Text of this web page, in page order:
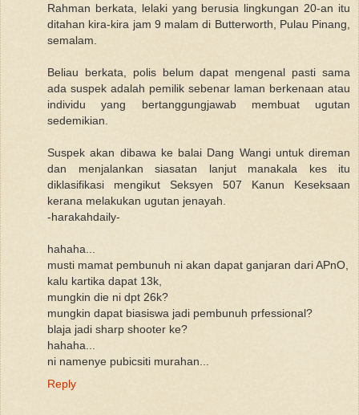
Rahman berkata, lelaki yang berusia lingkungan 20-an itu
ditahan kira-kira jam 9 malam di Butterworth, Pulau Pinang,
semalam.
Beliau berkata, polis belum dapat mengenal pasti sama
ada suspek adalah pemilik sebenar laman berkenaan atau
individu yang bertanggungjawab membuat ugutan
sedemikian.
Suspek akan dibawa ke balai Dang Wangi untuk direman
dan menjalankan siasatan lanjut manakala kes itu
diklasifikasi mengikut Seksyen 507 Kanun Keseksaan
kerana melakukan ugutan jenayah.
-harakahdaily-
hahaha...
musti mamat pembunuh ni akan dapat ganjaran dari APnO,
kalu kartika dapat 13k,
mungkin die ni dpt 26k?
mungkin dapat biasiswa jadi pembunuh prfessional?
blaja jadi sharp shooter ke?
hahaha...
ni namenye pubicsiti murahan...
Reply